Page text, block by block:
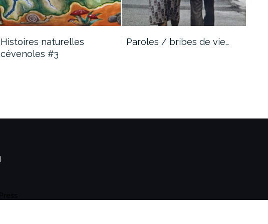
Histoires naturelles
cévenoles #3
Paroles / bribes de vie…